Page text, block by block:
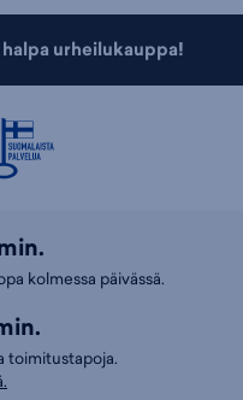
urheilukauppa!
kolmessa päivässä.
toimitustapoja.